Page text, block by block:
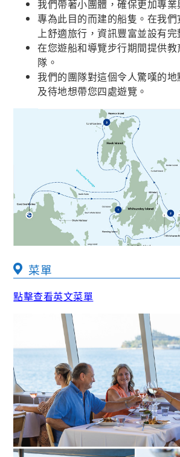
我們帶著小團體，確保更加專
專為此目的而建的船隻。在我
上舒適旅行，資訊豐富並設有完
在您遊船和導覽步行期間提供
隊。
我們的團隊對這個令人驚嘆的
及待地想帶您四處遊覽。
菜單
點擊查看英文菜單